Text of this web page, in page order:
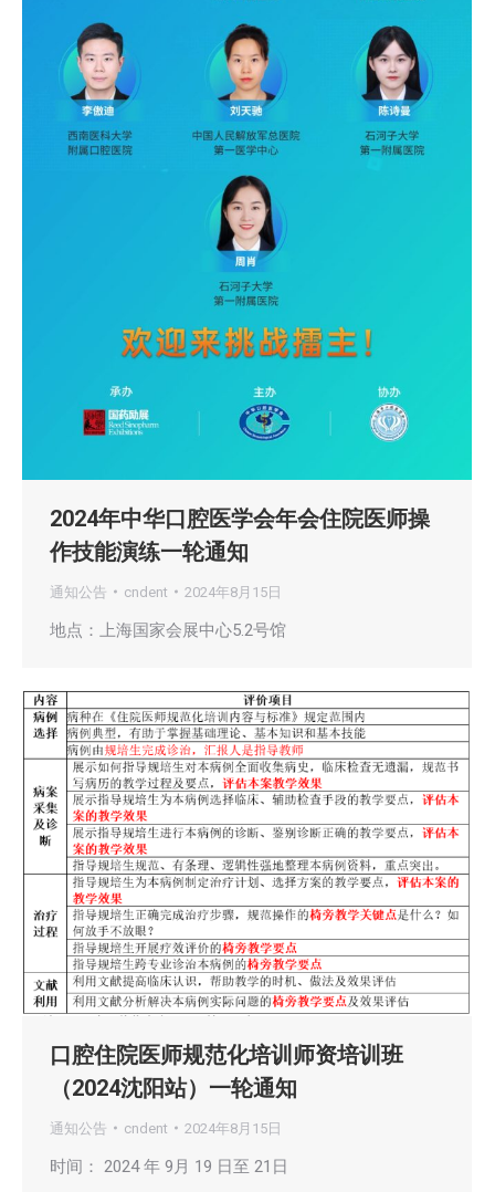
2024年中华口腔医学会年会住院医师操
作技能演练一轮通知
通知公告 cndent 2024年8月15日
地点：上海国家会展中心5.2号馆
口腔住院医师规范化培训师资培训班
（2024沈阳站）一轮通知
通知公告 cndent 2024年8月15日
时间： 2024 年 9月 19 日至 21日